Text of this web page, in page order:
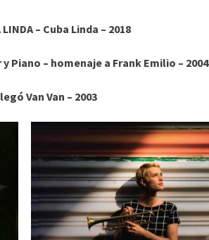
– Cuba Linda – 2018
y Piano – homenaje a Frank Emilio – 2004
Van Van – 2003